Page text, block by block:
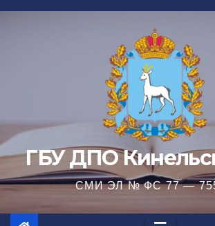
Перейти
ГБУ ДПО
СМИ ЭЛ № ФС 77 —